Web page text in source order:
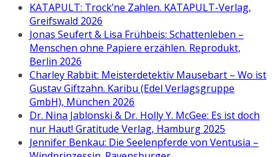
KATAPULT: Trock’ne Zahlen. KATAPULT-Verlag,
Greifswald 2026
Jonas Seufert & Lisa Frühbeis: Schattenleben –
Menschen ohne Papiere erzählen. Reprodukt,
Berlin 2026
Charley Rabbit: Meisterdetektiv Mausebart – Wo ist
Gustav Giftzahn. Karibu (Edel Verlagsgruppe
GmbH), München 2026
Dr. Nina Jablonski & Dr. Holly Y. McGee: Es ist doch
nur Haut! Gratitude Verlag, Hamburg 2025
Jennifer Benkau: Die Seelenpferde von Ventusia –